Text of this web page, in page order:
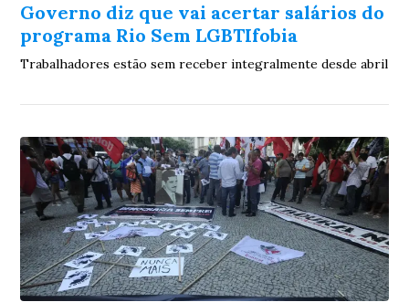
Governo diz que vai acertar salários do
programa Rio Sem LGBTIfobia
Trabalhadores estão sem receber integralmente desde abril